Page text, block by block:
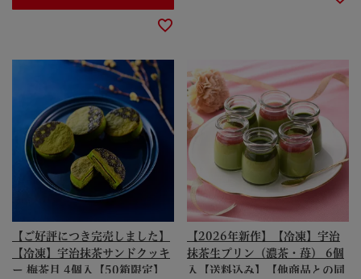
【ご好評につき完売しました】
【冷凍】宇治抹茶サンドクッキ
ー 梅茶月 4個入【50箱限定】
【2026年新作】【冷凍】宇治
抹茶生プリン（濃茶・苺） 6個
入【送料込み】【他商品との同